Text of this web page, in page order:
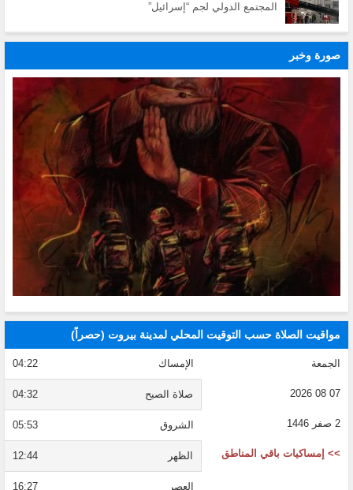
المجتمع الدولي لجم “إسرائيل”
صورة وخبر
مواقيت الصلاة حسب التوقيت المحلي لمدينة بيروت (حصراً)
الجمعة
07 08 2026
2 صفر 1446
>> إمساكيات باقي المناطق
الإمساك 04:22
صلاة الصبح 04:32
الشروق 05:53
الظهر 12:44
العصر 16:27